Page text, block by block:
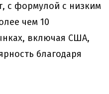
с формулой с низким
чем 10
включая США,
благодаря